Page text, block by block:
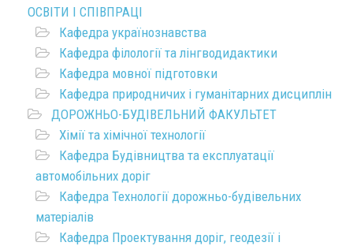
ОСВІТИ І СПІВПРАЦІ
Кафедра українознавства
Кафедра філології та лінгводидактики
Кафедра мовної підготовки
Кафедра природничих і гуманітарних дисциплін
ДОРОЖНЬО-БУДІВЕЛЬНИЙ ФАКУЛЬТЕТ
Хімії та хімічної технології
Кафедра Будівництва та експлуатації
автомобільних доріг
Кафедра Технології дорожньо-будівельних
матеріалів
Кафедра Проектування доріг, геодезії і